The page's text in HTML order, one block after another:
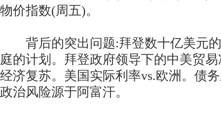
物价指数(周五)。
背后的突出问题:拜登数十亿美元的
庭的计划。拜登政府领导下的中美贸
经济复苏。美国实际利率vs.欧洲。债
政治风险源于阿富汗。